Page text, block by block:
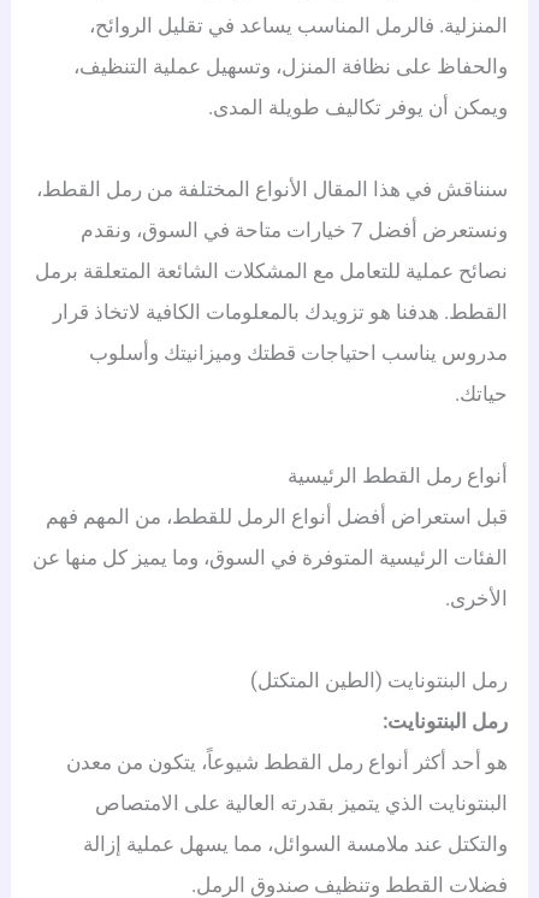
المنزلية. فالرمل المناسب يساعد في تقليل الروائح،
والحفاظ على نظافة المنزل، وتسهيل عملية التنظيف،
ويمكن أن يوفر تكاليف طويلة المدى.
سنناقش في هذا المقال الأنواع المختلفة من رمل القطط،
ونستعرض أفضل 7 خيارات متاحة في السوق، ونقدم
نصائح عملية للتعامل مع المشكلات الشائعة المتعلقة برمل
القطط. هدفنا هو تزويدك بالمعلومات الكافية لاتخاذ قرار
مدروس يناسب احتياجات قطتك وميزانيتك وأسلوب
حياتك.
أنواع رمل القطط الرئيسية
قبل استعراض أفضل أنواع الرمل للقطط، من المهم فهم
الفئات الرئيسية المتوفرة في السوق، وما يميز كل منها عن
الأخرى.
رمل البنتونايت (الطين المتكتل)
رمل البنتونايت:
هو أحد أكثر أنواع رمل القطط شيوعاً، يتكون من معدن
البنتونايت الذي يتميز بقدرته العالية على الامتصاص
والتكتل عند ملامسة السوائل، مما يسهل عملية إزالة
فضلات القطط وتنظيف صندوق الرمل.